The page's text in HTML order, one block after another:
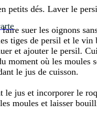
petits dés. Laver le
suer les oignons
tiges de persil et le
et ajouter le persil.
moment où les moules
le jus de cuisson.
le jus et incorporer le
moules et laisser